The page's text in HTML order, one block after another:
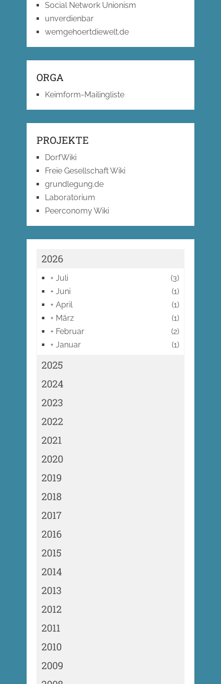
Social Network Unionism
unverdienbar
wemgehoertdiewelt.de
ORGA
Keimform-Mailingliste
PROJEKTE
DorfWiki
Freie Gesellschaft Wiki
grundlegung.de
Laboratorium
Peerconomy Wiki
2026
+ Juli
(3)
+ Juni
(1)
+ April
(1)
+ März
(1)
+ Februar
(2)
+ Januar (1)
2025
2024
2023
2022
2021
2020
2019
2018
2017
2016
2015
2014
2013
2012
2011
2010
2009